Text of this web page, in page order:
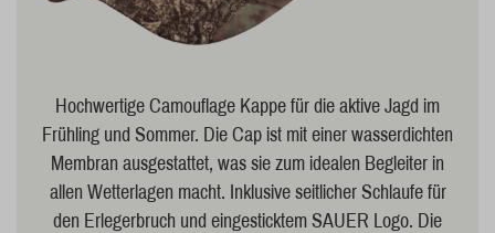
Hochwertige Camouflage Kappe für die aktive Jagd im
Frühling und Sommer. Die Cap ist mit einer wasserdichten
Membran ausgestattet, was sie zum idealen Begleiter in
allen Wetterlagen macht. Inklusive seitlicher Schlaufe für
den Erlegerbruch und eingesticktem SAUER Logo. Die